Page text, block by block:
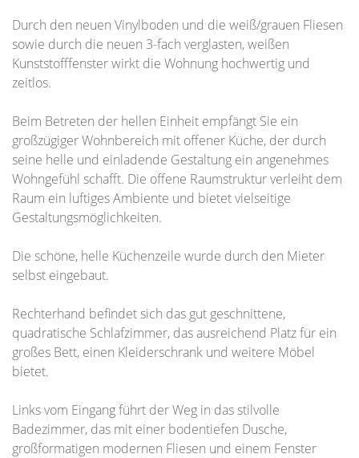
Durch den neuen Vinylboden und die weiß/grauen Fliesen
sowie durch die neuen 3-fach verglasten, weißen
Kunststofffenster wirkt die Wohnung hochwertig und
zeitlos.
Beim Betreten der hellen Einheit empfängt Sie ein
großzügiger Wohnbereich mit offener Küche, der durch
seine helle und einladende Gestaltung ein angenehmes
Wohngefühl schafft. Die offene Raumstruktur verleiht dem
Raum ein luftiges Ambiente und bietet vielseitige
Gestaltungsmöglichkeiten.
Die schöne, helle Küchenzeile wurde durch den Mieter
selbst eingebaut.
Rechterhand befindet sich das gut geschnittene,
quadratische Schlafzimmer, das ausreichend Platz für ein
großes Bett, einen Kleiderschrank und weitere Möbel
bietet.
Links vom Eingang führt der Weg in das stilvolle
Badezimmer, das mit einer bodentiefen Dusche,
großformatigen modernen Fliesen und einem Fenster